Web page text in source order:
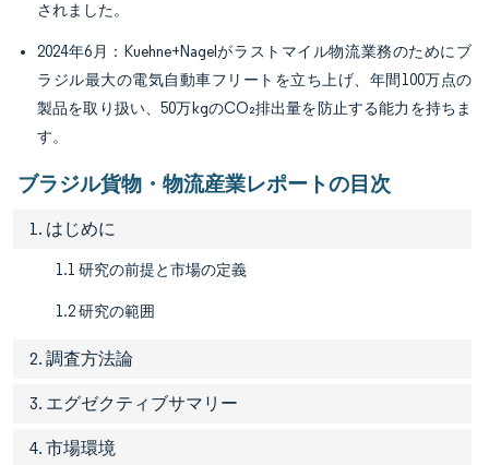
されました。
2024年6月：Kuehne+Nagelがラストマイル物流業務のためにブ
ラジル最大の電気自動車フリートを立ち上げ、年間100万点の
製品を取り扱い、50万kgのCO₂排出量を防止する能力を持ちま
す。
ブラジル貨物・物流産業レポートの目次
1. はじめに
1.1 研究の前提と市場の定義
1.2 研究の範囲
2. 調査方法論
3. エグゼクティブサマリー
4. 市場環境